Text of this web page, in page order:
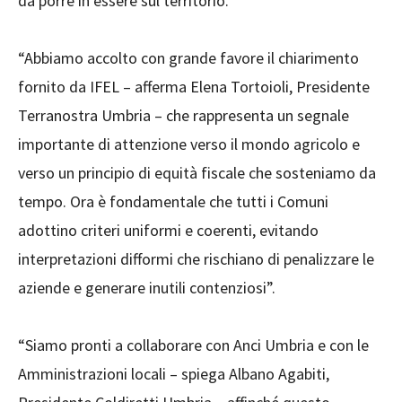
“Abbiamo accolto con grande favore il chiarimento
fornito da IFEL – afferma Elena Tortoioli, Presidente
Terranostra Umbria – che rappresenta un segnale
importante di attenzione verso il mondo agricolo e
verso un principio di equità fiscale che sosteniamo da
tempo. Ora è fondamentale che tutti i Comuni
adottino criteri uniformi e coerenti, evitando
interpretazioni difformi che rischiano di penalizzare le
aziende e generare inutili contenziosi”.
“Siamo pronti a collaborare con Anci Umbria e con le
Amministrazioni locali – spiega Albano Agabiti,